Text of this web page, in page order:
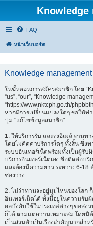
Knowledge
FAQ
หน้าเว็บบอร์ด
Knowledge
ในขั้นตอนการสมัครสมาชิก โดย
“us”, “our”, “Knowledge
“https://www.nktcph.go.th/
หากมีการเปลี่ยนแปลงใดๆ ขอให้ท่
ปุ่ม "แก้ไขข้อมูลสมาชิก"
1. ให้บริการรับ และส่งอีเมล์ ผ่าน
โดยไม่คิดค่าบริการใดๆ ทั้งสิ้น ซึ่ง
ระบบอินเทอร์เน็ตพร้อมทั้งเป็นผู้รั
บริการอินเทอร์เน็ตเอง ชื่อติดต่อบ
และต้องมีความยาว ระหว่าง 6-18
ช่องว่าง
2. ไม่ว่าท่านจะอยู่มุมไหนของโลก
อินเทอร์เน็ตได้ ทั้งนี้อยู่ในความรับ
ผลบังคับใช้ในประเทศต่างๆ ขอสง
ก็ได้ ตามแต่ความเหมาะสม โดยมิ
เป็นส่วนตัวเป็นเรื่องสำคัญมากสำ